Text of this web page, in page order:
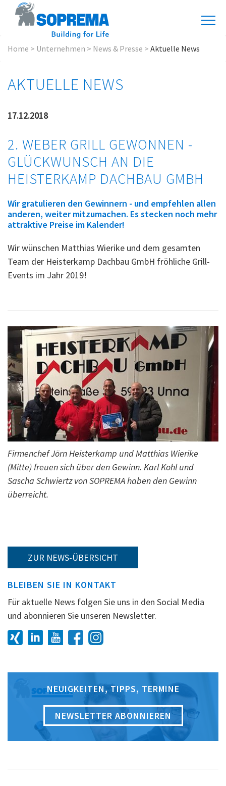
Home > Unternehmen > News & Presse > Aktuelle News
AKTUELLE NEWS
17.12.2018
2. WEBER GRILL GEWONNEN -
GLÜCKWUNSCH AN DIE
HEISTERKAMP DACHBAU GMBH
Wir gratulieren den Gewinnern - und empfehlen allen
anderen, weiter mitzumachen. Es stecken noch mehr
attraktive Preise im Kalender!
Wir wünschen Matthias Wierike und dem gesamten
Team der Heisterkamp Dachbau GmbH fröhliche Grill-
Events im Jahr 2019!
Firmenchef Jörn Heisterkamp und Matthias Wierike
(Mitte) freuen sich über den Gewinn. Karl Kohl und
Sascha Schwiertz von SOPREMA haben den Gewinn
überreicht.
ZUR NEWS-ÜBERSICHT
BLEIBEN SIE IN KONTAKT
Für aktuelle News folgen Sie uns in den Social Media
und abonnieren Sie unseren Newsletter.
NEUIGKEITEN, TIPPS, TERMINE
NEWSLETTER ABONNIEREN